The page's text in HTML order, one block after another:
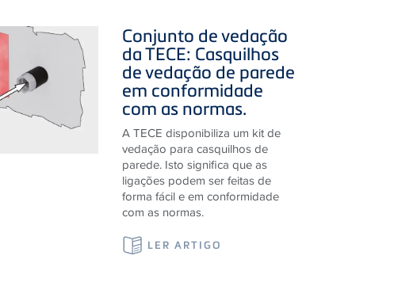
daTECE: Casquilhos
de vedação de parede
em conformidade
com as normas.
A TECE disponibiliza um kit de
vedação para casquilhos de
parede. Isto significa que as
ligações podem ser feitas de
forma fácil e em conformidade
com as normas.
LER ARTIGO